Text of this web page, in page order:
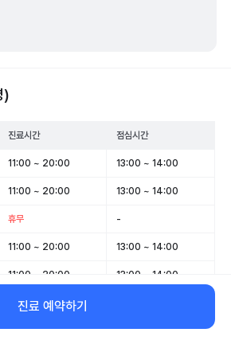
)
진료시간 점심시간
11:00 ~ 20:00 13:00 ~ 14:00
11:00 ~ 20:00 13:00 ~ 14:00
휴무 -
11:00 ~ 20:00 13:00 ~ 14:00
11:00 ~ 20:00 13:00 ~ 14:00
10:00 ~ 16:00
휴무 -
진료 예약하기